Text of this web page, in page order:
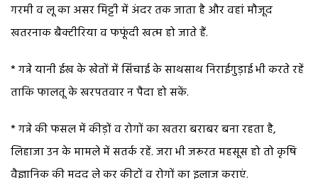
गरमी व लू का असर मिट्टी में अंदर तक जाता है और वहां मौजूद
खतरनाक बैक्टीरिया व फफूंदी खत्म हो जाते हैं.
* गन्ने यानी ईख के खेतों में सिंचाई के साथसाथ निराईगुड़ाई भी करते रहें
ताकि फालतू के खरपतवार न पैदा हो सकें.
* गन्ने की फसल में कीड़ों व रोगों का खतरा बराबर बना रहता है,
लिहाजा उन के मामले में सतर्क रहें. जरा भी जरूरत महसूस हो तो कृषि
वैज्ञानिक की मदद ले कर कीटों व रोगों का इलाज कराएं.